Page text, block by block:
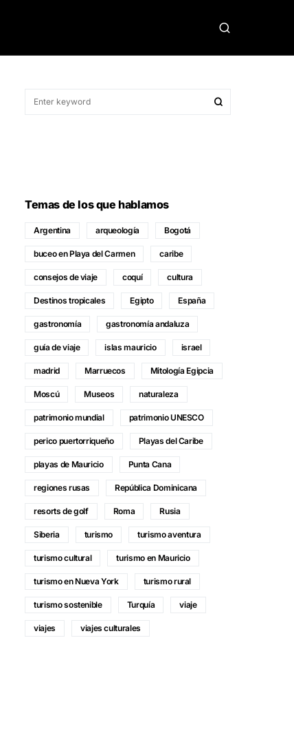
Temas de los que hablamos
Argentina arqueología Bogotá
buceo en Playa del Carmen caribe
consejos de viaje coquí cultura
Destinos tropicales Egipto España
gastronomía gastronomía andaluza
guía de viaje islas mauricio israel
madrid Marruecos Mitología Egipcia
Moscú Museos naturaleza
patrimonio mundial patrimonio UNESCO
perico puertorriqueño Playas del Caribe
playas de Mauricio Punta Cana
regiones rusas República Dominicana
resorts de golf Roma Rusia
Siberia turismo turismo aventura
turismo cultural turismo en Mauricio
turismo en Nueva York turismo rural
turismo sostenible Turquía viaje
viajes viajes culturales